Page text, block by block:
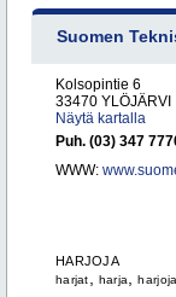
Suomen
Kolsopintie 6
33470 YLÖJÄRVI
Näytä kartalla
Puh. (03) 347
WWW:
HARJOJA
harjat harja ,harjoja